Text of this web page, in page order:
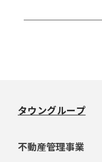
タウングループ
不動産管理事業